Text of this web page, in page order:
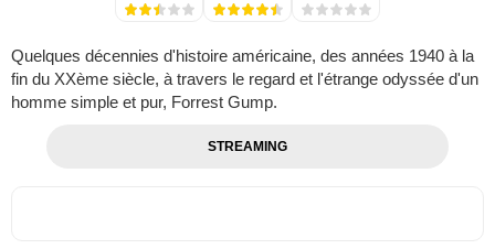
Quelques décennies d'histoire américaine, des années 1940 à la
fin du XXème siècle, à travers le regard et l'étrange odyssée d'un
homme simple et pur, Forrest Gump.
STREAMING